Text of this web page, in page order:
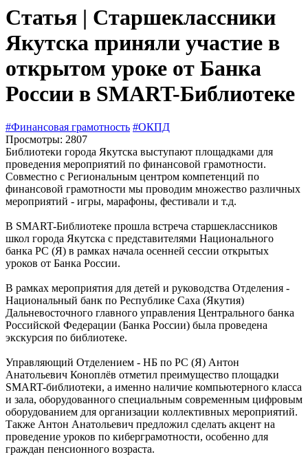
Статья | Старшеклассники
Якутска приняли участие в
открытом уроке от Банка
России в SMART-Библиотеке
#Финансовая грамотность #ОКПД
Просмотры: 2807
Библиотеки города Якутска выступают площадками для
проведения мероприятий по финансовой грамотности.
Совместно с Региональным центром компетенций по
финансовой грамотности мы проводим множество различных
мероприятий - игры, марафоны, фестивали и т.д.
В SMART-Библиотеке прошла встреча старшеклассников
школ города Якутска с представителями Национального
банка РС (Я) в рамках начала осенней сессии открытых
уроков от Банка России.
В рамках мероприятия для детей и руководства Отделения -
Национальный банк по Республике Саха (Якутия)
Дальневосточного главного управления Центрального банка
Российской Федерации (Банка России) была проведена
экскурсия по библиотеке.
Управляющий Отделением - НБ по РС (Я) Антон
Анатольевич Коноплёв отметил преимущество площадки
SMART-библиотеки, а именно наличие компьютерного класса
и зала, оборудованного специальным современным цифровым
оборудованием для организации коллективных мероприятий.
Также Антон Анатольевич предложил сделать акцент на
проведение уроков по киберграмотности, особенно для
граждан пенсионного возраста.